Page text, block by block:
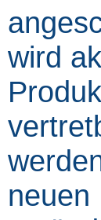
wird